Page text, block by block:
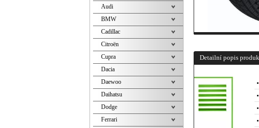
Detailní popis
Audi
BMW
Cadillac
Citroën
Cupra
Dacia
Daewoo
Daihatsu
Dodge
Ferrari